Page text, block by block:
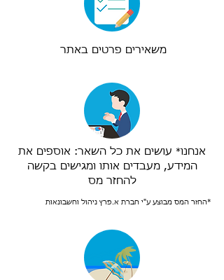
משאירים פרטים באתר
אנחנו* עושים את כל השאר: אוספים את
המידע, מעבדים אותו ומגישים בקשה
להחזר מס
*החזר המס מבוצע ע"י חברת א.פרץ ניהול וחשבונאות